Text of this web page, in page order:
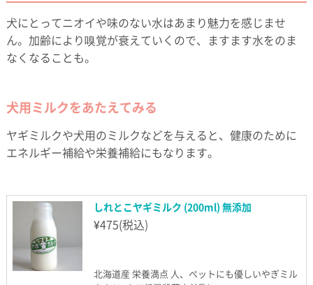
犬にとってニオイや味のない水はあまり魅力を感じませ
ん。加齢により嗅覚が衰えていくので、ますます水をのま
なくなることも。
犬用ミルクをあたえてみる
ヤギミルクや犬用のミルクなどを与えると、健康のために
エネルギー補給や栄養補給にもなります。
しれとこヤギミルク (200ml) 無添加
¥475(税込)
北海道産 栄養満点 人、ペットにも優しいやぎミル